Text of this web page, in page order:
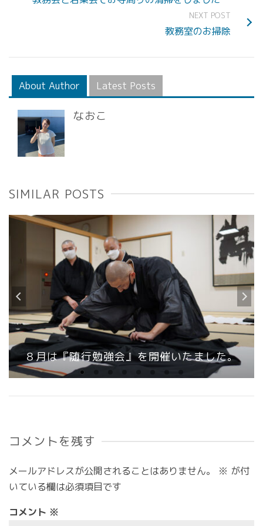
NEXT POST
教務室のお掃除
About Author Latest Posts
なおこ
SIMILAR POSTS
８月は『随行勉強会』を開催いたました。
コメントを残す
メールアドレスが公開されることはありません。 ※ が付
いている欄は必須項目です
コメント ※